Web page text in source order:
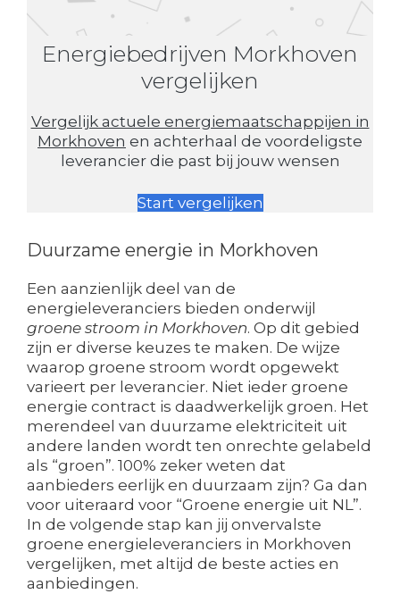
Energiebedrijven Morkhoven
vergelijken
Vergelijk actuele energiemaatschappijen in
Morkhoven en achterhaal de voordeligste
leverancier die past bij jouw wensen
Start vergelijken
Duurzame energie in Morkhoven
Een aanzienlijk deel van de
energieleveranciers bieden onderwijl
groene stroom in Morkhoven. Op dit gebied
zijn er diverse keuzes te maken. De wijze
waarop groene stroom wordt opgewekt
varieert per leverancier. Niet ieder groene
energie contract is daadwerkelijk groen. Het
merendeel van duurzame elektriciteit uit
andere landen wordt ten onrechte gelabeld
als “groen”. 100% zeker weten dat
aanbieders eerlijk en duurzaam zijn? Ga dan
voor uiteraard voor “Groene energie uit NL”.
In de volgende stap kan jij onvervalste
groene energieleveranciers in Morkhoven
vergelijken, met altijd de beste acties en
aanbiedingen.